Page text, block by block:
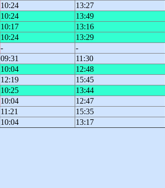
10:24 13:27
10:24 13:49
10:17 13:16
10:24 13:29
- -
09:31 11:30
10:04 12:48
12:19 15:45
10:25 13:44
10:04 12:47
11:21 15:35
10:04 13:17